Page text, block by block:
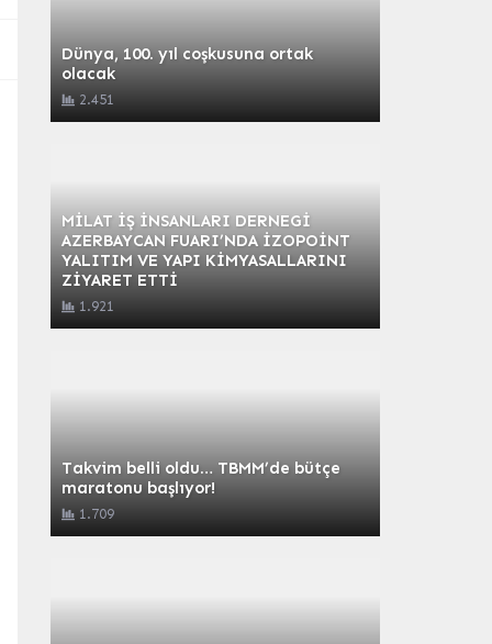
Dünya, 100. yıl coşkusuna ortak
olacak
2.451
MİLAT İŞ İNSANLARI DERNEGİ
AZERBAYCAN FUARI’NDA İZOPOİNT
YALITIM VE YAPI KİMYASALLARINI
ZİYARET ETTİ
1.921
Takvim belli oldu… TBMM’de bütçe
maratonu başlıyor!
1.709